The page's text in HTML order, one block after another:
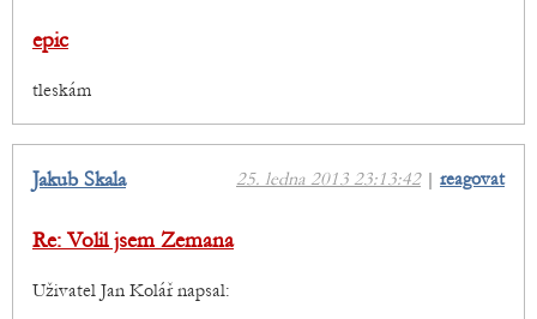
epic
tleskám
25. ledna 2013 23:13:42| reagovat
Jakub Skala
Re: Volil jsem Zemana
Uživatel Jan Kolář napsal: